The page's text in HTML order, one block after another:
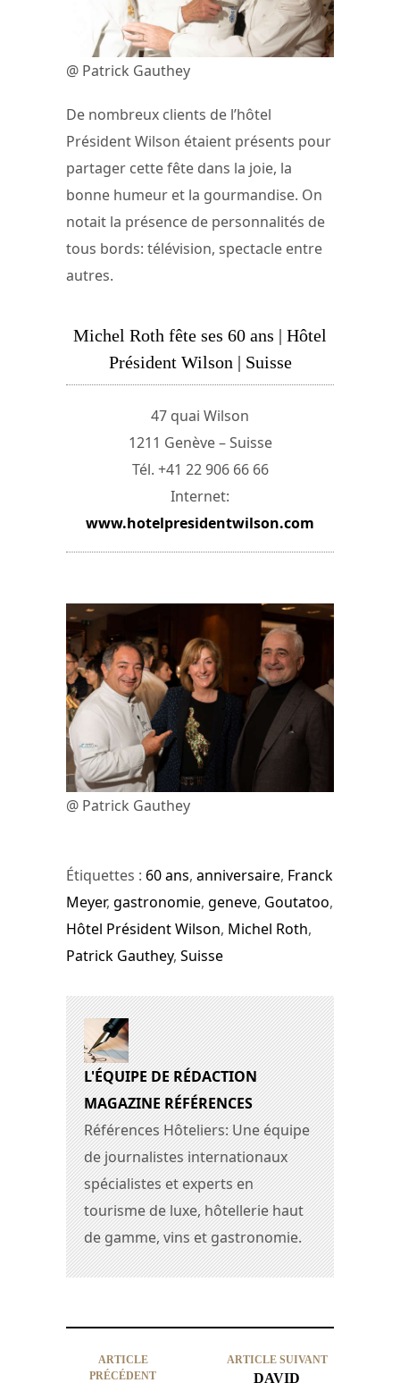
@ Patrick Gauthey
De nombreux clients de l’hôtel
Président Wilson étaient présents pour
partager cette fête dans la joie, la
bonne humeur et la gourmandise. On
notait la présence de personnalités de
tous bords: télévision, spectacle entre
autres.
Michel Roth fête ses 60 ans | Hôtel
Président Wilson | Suisse
47 quai Wilson
1211 Genève – Suisse
Tél. +41 22 906 66 66
Internet:
www.hotelpresidentwilson.com
@ Patrick Gauthey
Étiquettes : 60 ans, anniversaire, Franck
Meyer, gastronomie, geneve, Goutatoo,
Hôtel Président Wilson, Michel Roth,
Patrick Gauthey, Suisse
L'ÉQUIPE DE RÉDACTION
MAGAZINE RÉFÉRENCES
Références Hôteliers: Une équipe
de journalistes internationaux
spécialistes et experts en
tourisme de luxe, hôtellerie haut
de gamme, vins et gastronomie.
ARTICLE
PRÉCÉDENT
ARTICLE SUIVANT
DAVID